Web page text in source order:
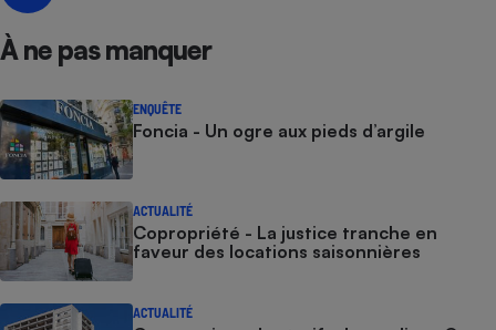
À ne pas manquer
ENQUÊTE
Foncia - Un ogre aux pieds d’argile
ACTUALITÉ
Copropriété - La justice tranche en
faveur des locations saisonnières
ACTUALITÉ